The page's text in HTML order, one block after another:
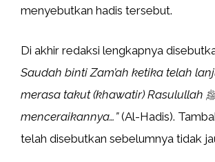
menyebutkan hadis tersebut.
Di akhir redaksi lengkapnya
Saudah binti Zam’ah ketika telah
merasa takut (khawatir) Rasulullah ﷺ akan
menceraikannya…”(Al-Hadis).
telah disebutkan sebelumnya tidak